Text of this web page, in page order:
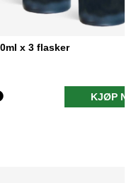
x 3 flasker
KJØP NÅ